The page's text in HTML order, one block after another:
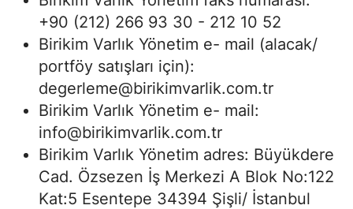
+90 (212) 266 93 30 - 212 10 52
Birikim Varlık Yönetim e- mail (alacak/
portföy satışları için):
degerleme@birikimvarlik.com.tr
Birikim Varlık Yönetim e- mail:
info@birikimvarlik.com.tr
Birikim Varlık Yönetim adres: Büyükdere
Cad. Özsezen İş Merkezi A Blok No:122
Kat:5 Esentepe 34394 Şişli/ İstanbul